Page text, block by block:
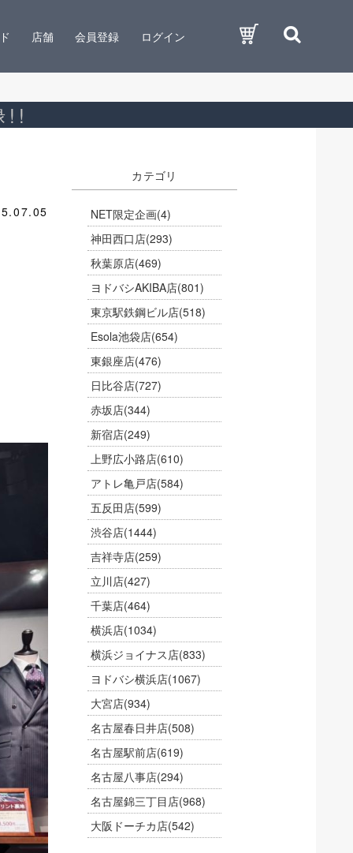
店舗 会員登録 ログイン
!!
カテゴリ
NET限定企画(4)
神田西口店(293)
秋葉原店(469)
ヨドバシAKIBA店(801)
東京駅鉄鋼ビル店(518)
Esola池袋店(654)
東銀座店(476)
日比谷店(727)
赤坂店(344)
新宿店(249)
上野広小路店(610)
アトレ亀戸店(584)
五反田店(599)
渋谷店(1444)
吉祥寺店(259)
立川店(427)
千葉店(464)
横浜店(1034)
横浜ジョイナス店(833)
ヨドバシ横浜店(1067)
大宮店(934)
名古屋春日井店(508)
名古屋駅前店(619)
名古屋八事店(294)
名古屋錦三丁目店(968)
大阪ドーチカ店(542)